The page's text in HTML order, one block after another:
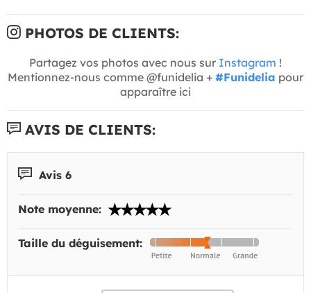
PHOTOS DE CLIENTS:
Partagez vos photos avec nous sur Instagram !
Mentionnez-nous comme @funidelia + #Funidelia pour
apparaître ici
AVIS DE CLIENTS:
Avis 6
Note moyenne:
Taille du déguisement: